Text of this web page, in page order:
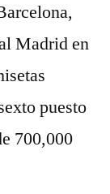
Madrid en
puesto
700,000